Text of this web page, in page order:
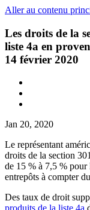
Aller au contenu
Les droits de la
liste 4a en
14 février 2020
Jan 20, 2020
Le représentant
droits de la section
de 15 % à 7,5 % pour
entrepôts à compter
Des taux de droit